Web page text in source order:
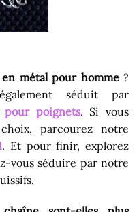
métal pour homme?
séduit par
pour poignets. Si vous
parcourez notre
. Et pour finir, explorez
vous séduire par notre